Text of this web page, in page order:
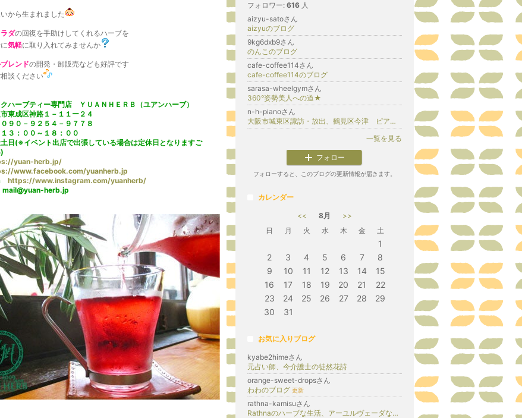
から生まれました
ダの回復を手助けしてくれるハーブを
気軽に取り入れてみませんか
レンドの開発・卸販売なども好評です
談ください
ハーブティー専門店 ＹＵＡＮＨＥＲＢ（ユアンハーブ）
東成区神路１－１１ー２４
９０－９２５４－９７７８
３：００～１８：００
日(※イベント出店で出張している場合は定休日となりますご
yuan-herb.jp/
www.facebook.com/yuanherb.jp
https://www.instagram.com/yuanherb/
herb.jp
フォロワー: 616 人
aizyu-satoさん
aizyuのブログ
9kg6dxb9さん
のんこのブログ
cafe-coffee114さん
cafe-coffee114のブログ
sarasa-wheelgymさん
360°姿勢美人への道★
n-h-pianoさん
大阪市城東区諏訪・放出、鶴見区今津 ピアノ教室 なか音楽教室
一覧を見る
フォロー
フォローすると、このブログの更新情報が届きます。
カレンダー
<< 8月
>>
日
月 火 水 木 金 土
1
2
3 4 5 6 7
8
9
10 11 12 13 14
15
16
17 18 19 20 21
22
23
24 25 26 27 28
29
30
31
お気に入りブログ
kyabe2himeさん
元占い師、今介護士の徒然花詩
orange-sweet-dropsさん
わわのブログ 更新
rathna-kamisuさん
Rathnaのハーブな生活、アーユルヴェーダな日々（茨城県神栖市）